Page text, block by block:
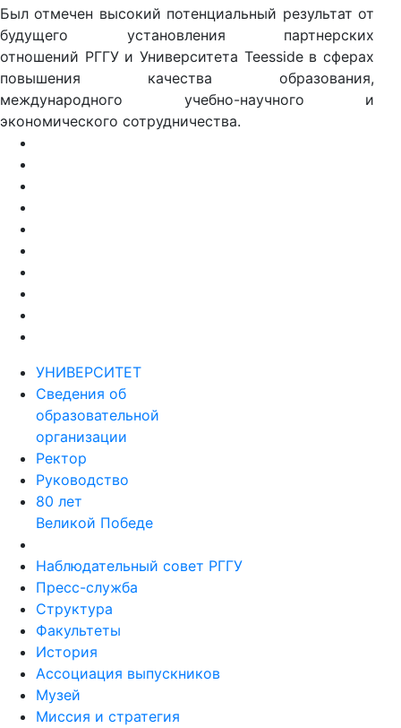
Был отмечен высокий потенциальный результат от
будущего установления партнерских
отношений РГГУи Университета Teessideв сферах
повышения качества образования,
международного учебно-научного и
экономического сотрудничества.
УНИВЕРСИТЕТ
Сведения об
образовательной
организации
Ректор
Руководство
80 лет
Великой Победе
Наблюдательный совет РГГУ
Пресс-служба
Структура
Факультеты
История
Ассоциация выпускников
Музей
Миссия и стратегия